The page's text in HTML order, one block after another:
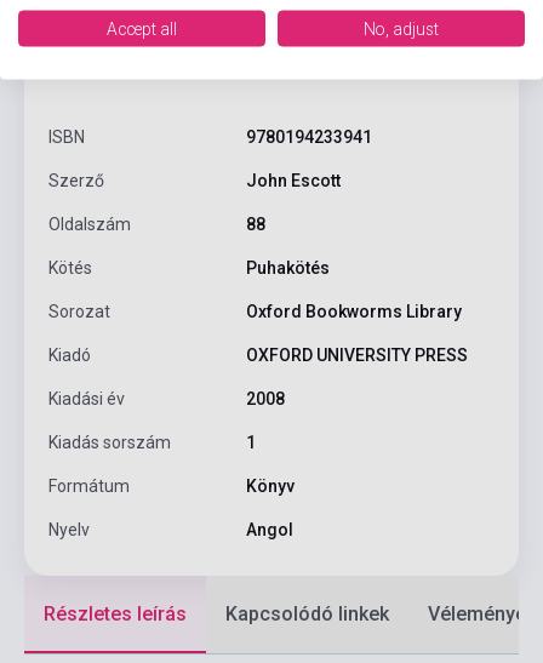
ISBN 9780194233941
Szerző John Escott
Oldalszám 88
Kötés Puhakötés
Sorozat Oxford Bookworms Library
Kiadó OXFORD UNIVERSITY PRESS
Kiadási év 2008
Kiadás sorszám 1
Formátum Könyv
Nyelv Angol
Részletes leírás Kapcsolódó linkek Vélemények
Accept all No, adjust